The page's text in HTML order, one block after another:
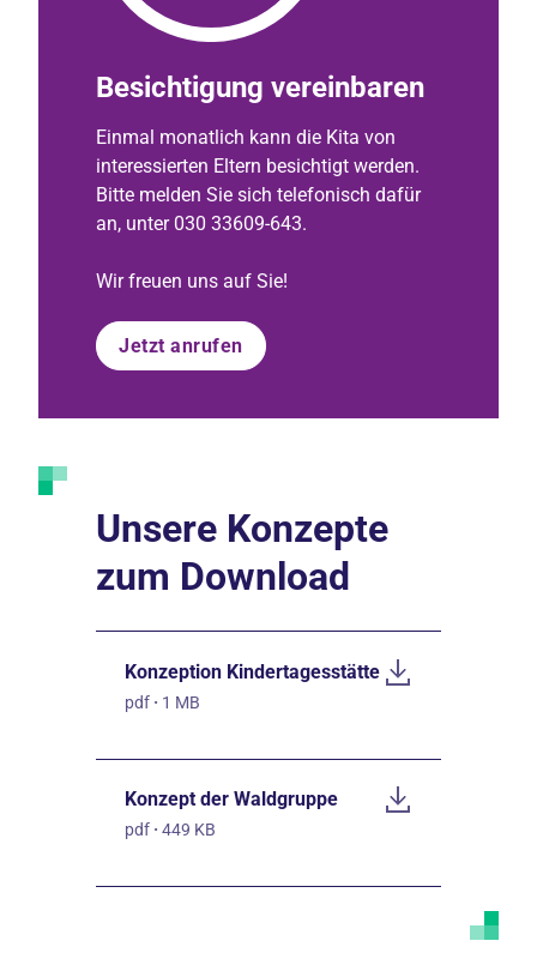
Besichtigung vereinbaren
Einmal monatlich kann die Kita von
interessierten Eltern besichtigt werden.
Bitte melden Sie sich telefonisch dafür
an, unter 030 33609-643.
Wir freuen uns auf Sie!
Jetzt anrufen
Unsere Konzepte
zum Download
Konzeption Kindertagesstätte
pdf · 1 MB
Konzept der Waldgruppe
pdf · 449 KB